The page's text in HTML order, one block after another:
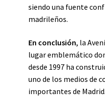
siendo una fuente
madrileños.
En conclusión, la
lugar emblemático
desde 1997 ha
uno de los medios de
importantes de